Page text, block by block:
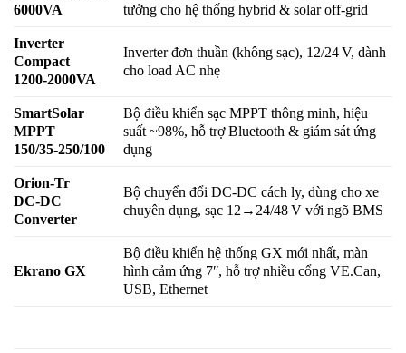
6000VA
tưởng cho hệ thống hybrid & solar off-grid
Inverter
Compact
1200‑2000VA
Inverter đơn thuần (không sạc), 12/24 V, dành
cho load AC nhẹ
SmartSolar
MPPT
150/35‑250/100
Bộ điều khiển sạc MPPT thông minh, hiệu
suất ~98%, hỗ trợ Bluetooth & giám sát ứng
dụng
Orion-Tr
DC‑DC
Converter
Bộ chuyển đổi DC-DC cách ly, dùng cho xe
chuyên dụng, sạc 12→24/48 V với ngõ BMS
Ekrano GX
Bộ điều khiển hệ thống GX mới nhất, màn
hình cảm ứng 7ʺ, hỗ trợ nhiều cổng VE.Can,
USB, Ethernet